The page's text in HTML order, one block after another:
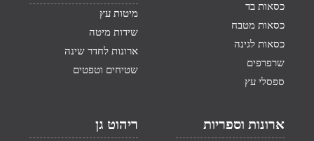
כסאות בד
כסאות מטבח
כסאות לגינה
שרפרפים
ספסלי עץ
מיטות עץ
שידות מיטה
ארונות לחדר שינה
שטיחים וטפטים
ארונות וספריות ריהוט גן